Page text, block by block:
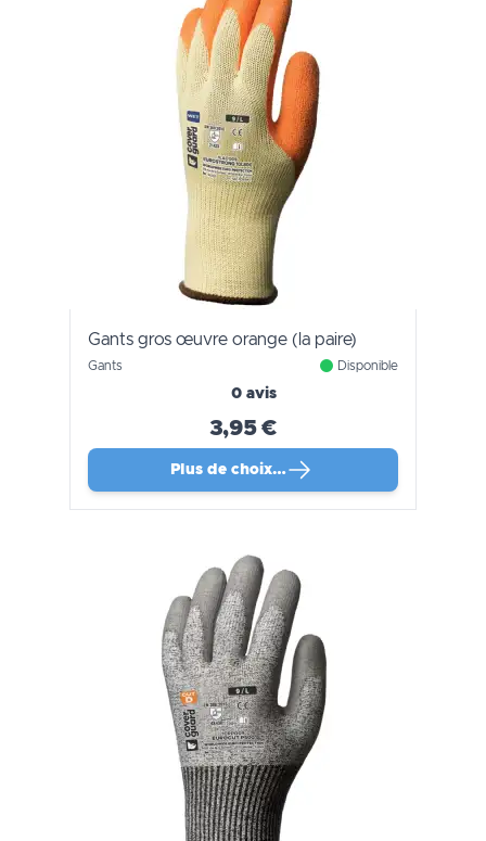
Gants gros œuvre orange (la paire)
Gants Disponible
0 avis
3,95 €
Plus de choix…